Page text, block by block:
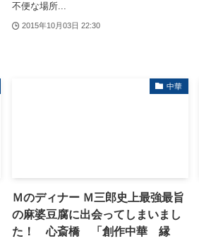
不便な場所...
2015年10月03日 22:30
中華
Ｍのディナー Ｍ三郎史上最強最旨
の麻婆豆腐に出会ってしまいまし
た！ 心斎橋 「創作中華 縁